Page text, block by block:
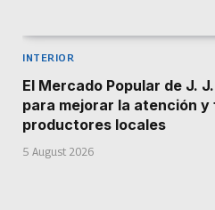
INTERIOR
El Mercado Popular de J.
para mejorar la atención
productores locales
5 August 2026